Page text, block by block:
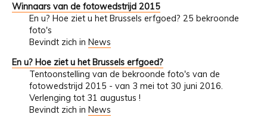
Winnaars van de fotowedstrijd 2015
En u? Hoe ziet u het Brussels erfgoed? 25 bekroonde
foto's
Bevindt zich in News
En u? Hoe ziet u het Brussels erfgoed?
Tentoonstelling van de bekroonde foto's van de
fotowedstrijd 2015 - van 3 mei tot 30 juni 2016.
Verlenging tot 31 augustus !
Bevindt zich in News